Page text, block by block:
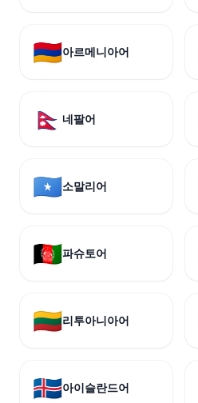
🇦🇲아르메니아어
🇳🇵 네팔어
🇸🇴소말리어
🇦🇫파슈토어
🇱🇹리투아니아어
🇮🇸아이슬란드어